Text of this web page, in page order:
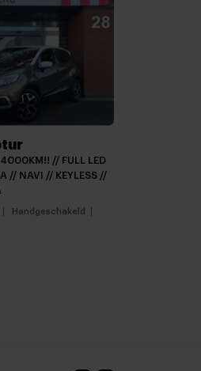
// FULL LED
// NAVI // KEYLESS //
Handgeschakeld